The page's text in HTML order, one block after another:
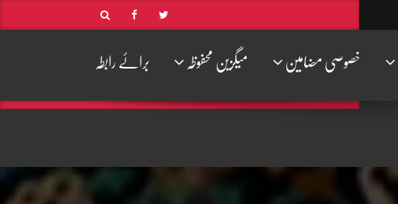
خصوصی مضامین میگزین محفوظہ برائے رابطہ